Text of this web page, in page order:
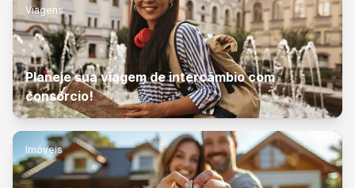
Viagens
Planeje sua viagem de intercâmbio com
consórcio!
Imóveis